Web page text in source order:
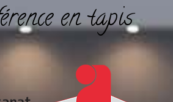
en tapis